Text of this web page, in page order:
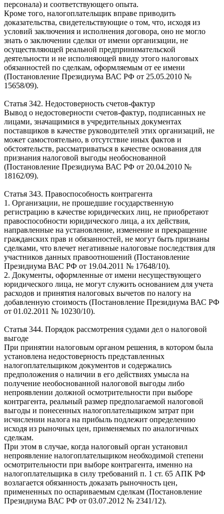
персонала) и соответствующего опыта.
Кроме того, налогоплательщик вправе приводить
доказательства, свидетельствующие о том, что, исходя из
условий заключения и исполнения договора, оно не могло
знать о заключении сделки от имени организации, не
осуществляющей реальной предпринимательской
деятельности и не исполняющей ввиду этого налоговых
обязанностей по сделкам, оформляемым от ее имени
(Постановление Президиума ВАС РФ от 25.05.2010 №
15658/09).
Статья 342. Недостоверность счетов-фактур
Вывод о недостоверности счетов-фактур, подписанных не
лицами, значащимися в учредительных документах
поставщиков в качестве руководителей этих организаций, не
может самостоятельно, в отсутствие иных фактов и
обстоятельств, рассматриваться в качестве основания для
признания налоговой выгоды необоснованной
(Постановление Президиума ВАС РФ от 20.04.2010 №
18162/09).
Статья 343. Правоспособность контрагента
1. Организации, не прошедшие государственную
регистрацию в качестве юридических лиц, не приобретают
правоспособности юридического лица, а их действия,
направленные на установление, изменение и прекращение
гражданских прав и обязанностей, не могут быть признаны
сделками, что влечет негативные налоговые последствия для
участников данных правоотношений (Постановление
Президиума ВАС РФ от 19.04.2011 № 17648/10).
2. Документы, оформленные от имени несуществующего
юридического лица, не могут служить основанием для учета
расходов и принятия налоговых вычетов по налогу на
добавленную стоимость (Постановление Президиума ВАС РФ
от 01.02.2011 № 10230/10).
Статья 344. Порядок рассмотрения судами дел о налоговой
выгоде
При принятии налоговым органом решения, в котором была
установлена недостоверность представленных
налогоплательщиком документов и содержались
предположения о наличии в его действиях умысла на
получение необоснованной налоговой выгоды либо
непроявлении должной осмотрительности при выборе
контрагента, реальный размер предполагаемой налоговой
выгоды и понесенных налогоплательщиком затрат при
исчислении налога на прибыль подлежит определению
исходя из рыночных цен, применяемых по аналогичных
сделкам.
При этом в случае, когда налоговый орган установил
непроявление налогоплательщиком необходимой степени
осмотрительности при выборе контрагента, именно на
налогоплательщика в силу требований п. 1 ст. 65 АПК РФ
возлагается обязанность доказать рыночность цен,
примененных по оспариваемым сделкам (Постановление
Президиума ВАС РФ от 03.07.2012 № 2341/12).